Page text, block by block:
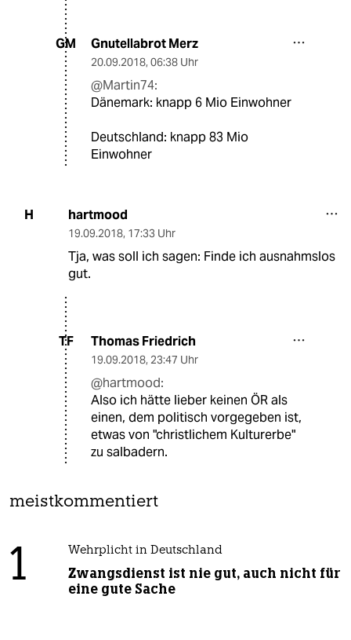
GM Gnutellabrot Merz
20.09.2018, 06:38 Uhr
@Martin74:
Dänemark: knapp 6 Mio Einwohner
Deutschland: knapp 83 Mio
Einwohner
H hartmood
19.09.2018, 17:33 Uhr
Tja, was soll ich sagen: Finde ich ausnahmslos
gut.
TF Thomas Friedrich
19.09.2018, 23:47 Uhr
@hartmood:
Also ich hätte lieber keinen ÖR als
einen, dem politisch vorgegeben ist,
etwas von "christlichem Kulturerbe"
zu salbadern.
meistkommentiert
1 Wehrplicht in Deutschland
Zwangsdienst ist nie gut, auch nicht für
eine gute Sache